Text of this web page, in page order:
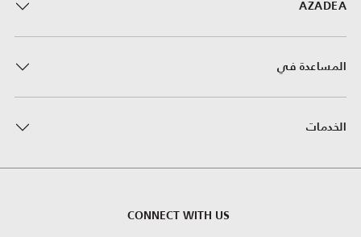
AZADEA
المساعدة في
الخدمات
CONNECT WITH US